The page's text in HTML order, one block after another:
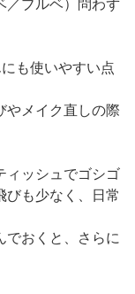
／ブルベ）問わず
も使いやすい点
やメイク直しの際
ィッシュでゴシゴ
びも少なく、日常
でおくと、さらに